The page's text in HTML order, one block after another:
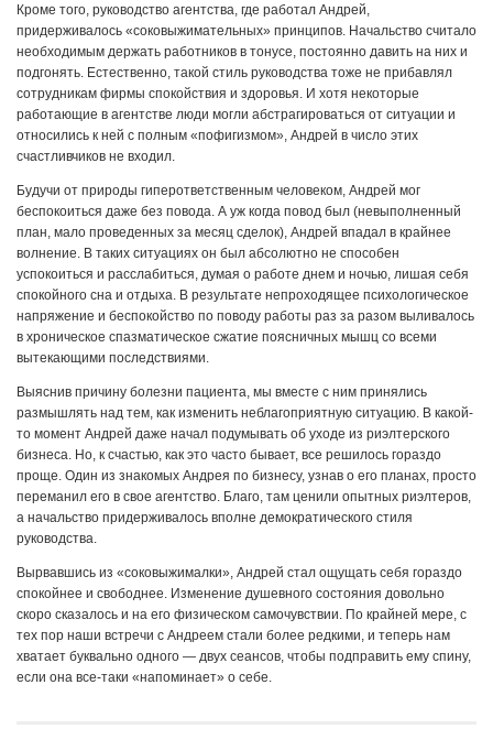
Кроме того, руководство агентства, где работал Андрей,
придерживалось «соковыжимательных» принципов. Начальство считало
необходимым держать работников в тонусе, постоянно давить на них и
подгонять. Естественно, такой стиль руководства тоже не прибавлял
сотрудникам фирмы спокойствия и здоровья. И хотя некоторые
работающие в агентстве люди могли абстрагироваться от ситуации и
относились к ней с полным «пофигизмом», Андрей в число этих
счастливчиков не входил.
Будучи от природы гиперответственным человеком, Андрей мог
беспокоиться даже без повода. А уж когда повод был (невыполненный
план, мало проведенных за месяц сделок), Андрей впадал в крайнее
волнение. В таких ситуациях он был абсолютно не способен
успокоиться и расслабиться, думая о работе днем и ночью, лишая себя
спокойного сна и отдыха. В результате непроходящее психологическое
напряжение и беспокойство по поводу работы раз за разом выливалось
в хроническое спазматическое сжатие поясничных мышц со всеми
вытекающими последствиями.
Выяснив причину болезни пациента, мы вместе с ним принялись
размышлять над тем, как изменить неблагоприятную ситуацию. В какой-
то момент Андрей даже начал подумывать об уходе из риэлтерского
бизнеса. Но, к счастью, как это часто бывает, все решилось гораздо
проще. Один из знакомых Андрея по бизнесу, узнав о его планах, просто
переманил его в свое агентство. Благо, там ценили опытных риэлтеров,
а начальство придерживалось вполне демократического стиля
руководства.
Вырвавшись из «соковыжималки», Андрей стал ощущать себя гораздо
спокойнее и свободнее. Изменение душевного состояния довольно
скоро сказалось и на его физическом самочувствии. По крайней мере, с
тех пор наши встречи с Андреем стали более редкими, и теперь нам
хватает буквально одного — двух сеансов, чтобы подправить ему спину,
если она все-таки «напоминает» о себе.